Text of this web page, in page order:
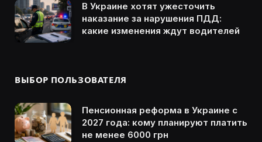
В Украине хотят ужесточить
наказание за нарушения ПДД:
какие изменения ждут водителей
ВЫБОР ПОЛЬЗОВАТЕЛЯ
Пенсионная реформа в Украине с
2027 года: кому планируют платить
не менее 6000 грн